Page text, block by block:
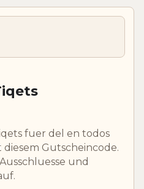
fuer del en todos
diesem Gutscheincode.
und